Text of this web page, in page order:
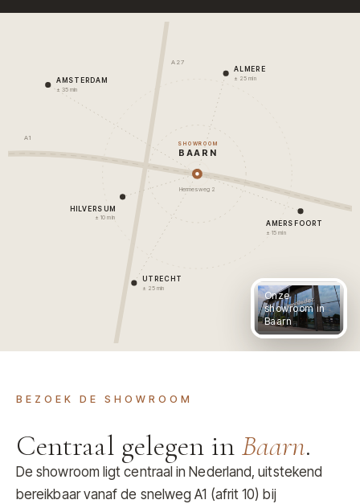
A1
A27
AMSTERDAM
± 35 min
ALMERE
± 25 min
AMERSFOORT
± 15 min
HILVERSUM
± 10 min
UTRECHT
± 25 min
SHOWROOM
BAARN
Hermesweg 2
Onze
showroom in
Baarn
BEZOEK DE SHOWROOM
Centraal gelegen in Baarn.
De showroom ligt centraal in Nederland, uitstekend
bereikbaar vanaf de snelweg A1 (afrit 10) bij